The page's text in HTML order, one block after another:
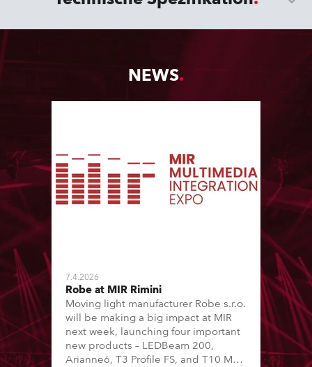
NEWS
7.4.2026
Robe at MIR Rimini
Moving light manufacturer Robe s.r.o.
will be making a big impact at MIR
next week, launching four important
new products – LEDBeam 200,
Arianne6, T3 Profile FS, and T10 MFS